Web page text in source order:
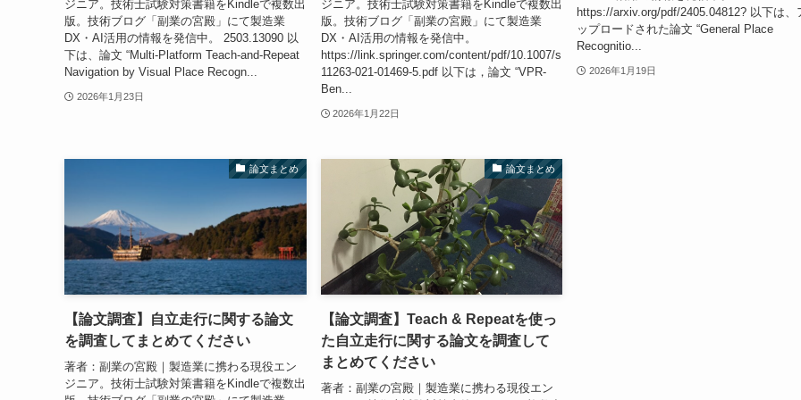
ジニア。技術士試験対策書籍をKindleで複数出
版。技術ブログ「副業の宮殿」にて製造業
DX・AI活用の情報を発信中。 2503.13090 以
下は、論文 “Multi-Platform Teach-and-Repeat
Navigation by Visual Place Recogn...
2026年1月23日
ジニア。技術士試験対策書籍をKindleで複数出
版。技術ブログ「副業の宮殿」にて製造業
DX・AI活用の情報を発信中。
https://link.springer.com/content/pdf/10.1007/s
11263-021-01469-5.pdf 以下は，論文 “VPR-
Ben...
2026年1月22日
https://arxiv.org/pdf/2405.04812? 以下は、
ップロードされた論文 “General Place
Recognitio...
2026年1月19日
論文まとめ
【論文調査】自立走行に関する論文
を調査してまとめてください
著者：副業の宮殿｜製造業に携わる現役エン
ジニア。技術士試験対策書籍をKindleで複数出
論文まとめ
【論文調査】Teach & Repeatを使っ
た自立走行に関する論文を調査して
まとめてください
著者：副業の宮殿｜製造業に携わる現役エン